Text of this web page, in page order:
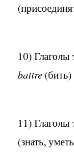
10) Глаголы
battre (бить)
11) Глаголы
(знать,